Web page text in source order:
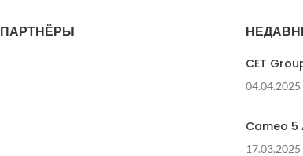
ПАРТНЁРЫ
CET
04.04.2025
Cameo 5
17.03.2025